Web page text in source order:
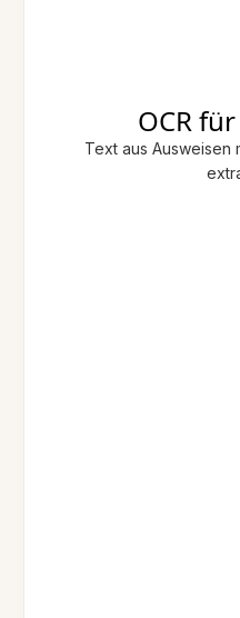
OCR
Text aus Ausweisen